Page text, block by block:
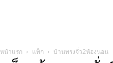
หน้าแรก แท็ก บ้านทรงจั่ว2ห้องนอน